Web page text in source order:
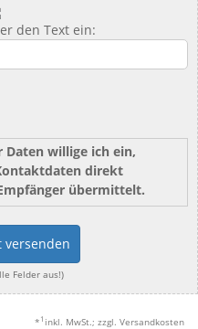
den Text ein:
willige ich ein,
direkt
übermittelt.
Felder aus!)
* 1 inkl. MwSt.; zzgl. Versandkosten